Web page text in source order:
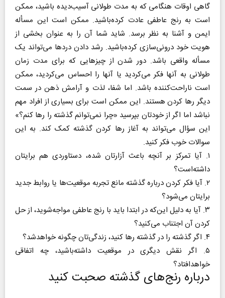
گاهی اوقات هنگامی که به مدت طولانی آسیب‌دیده باشید، ممکن
است به رنج عاطفی عادت کرده‌باشید. ممکن است این مسأله
ایمن و آشنا به نظر برسد. شاید شما آن را به عنوان بخشی از
هویت خود درونی‌سازی کرده‌باشید. رشد دادن دردها می‌تواند یک
مسأله‌ واقعی باشد. دور شدن از چیزهایی که برای مدت زمان
طولانی به آنها فکر می‌کردید یا آنها را احساس می‌کردید، ممکن
است ناراحت‌کننده باشد. اما شفا، لذت و آرامش ذهن در سمت
دیگر رها کردن هستند. این ممکن است برای بسیاری از افراد مهم
نباشد اما اگر از خودتان بپرسید «چرا نمی‌توانم گذشته را رها کنم؟»
این سؤال می‌تواند به آغاز رها کردن گذشته کمک کند. به این
سوالات خوب فکر کنید.
۱. آیا تمرکز بر آنچه باعث آزارتان شده، دستاوردی هم برایتان
داشته‌است؟
۲. آیا فکر کردن درباره‌ گذشته مانع تجربه‌ موقعیت‌ها یا روابط جدید
برایتان می‌شود؟
۳. آیا به دلیل این‌که در ابتدا باید با رنج عاطفی مواجه‌شوید، از حل
کردن آن اجتناب می‌کنید؟
۴. اگر گذشته را در گذشته رها کنید، زندگی‌تان چگونه خواهدشد؟
۵. اگر نقش دیگری در موقعیت داشته‌باشید، چه اتفاقی
خواهدافتاد؟
درباره‌ رنج‌های گذشته صحبت کنید